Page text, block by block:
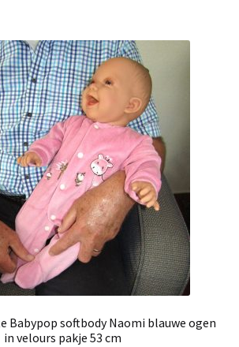
Babypop softbody Naomi blauwe ogen
in velours pakje 53 cm